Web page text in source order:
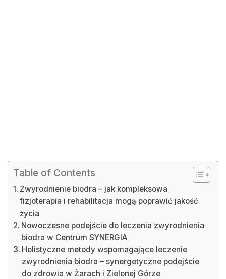
Table of Contents
Zwyrodnienie biodra – jak kompleksowa
fizjoterapia i rehabilitacja mogą poprawić jakość
życia
Nowoczesne podejście do leczenia zwyrodnienia
biodra w Centrum SYNERGIA
Holistyczne metody wspomagające leczenie
zwyrodnienia biodra – synergetyczne podejście
do zdrowia w Żarach i Zielonej Górze